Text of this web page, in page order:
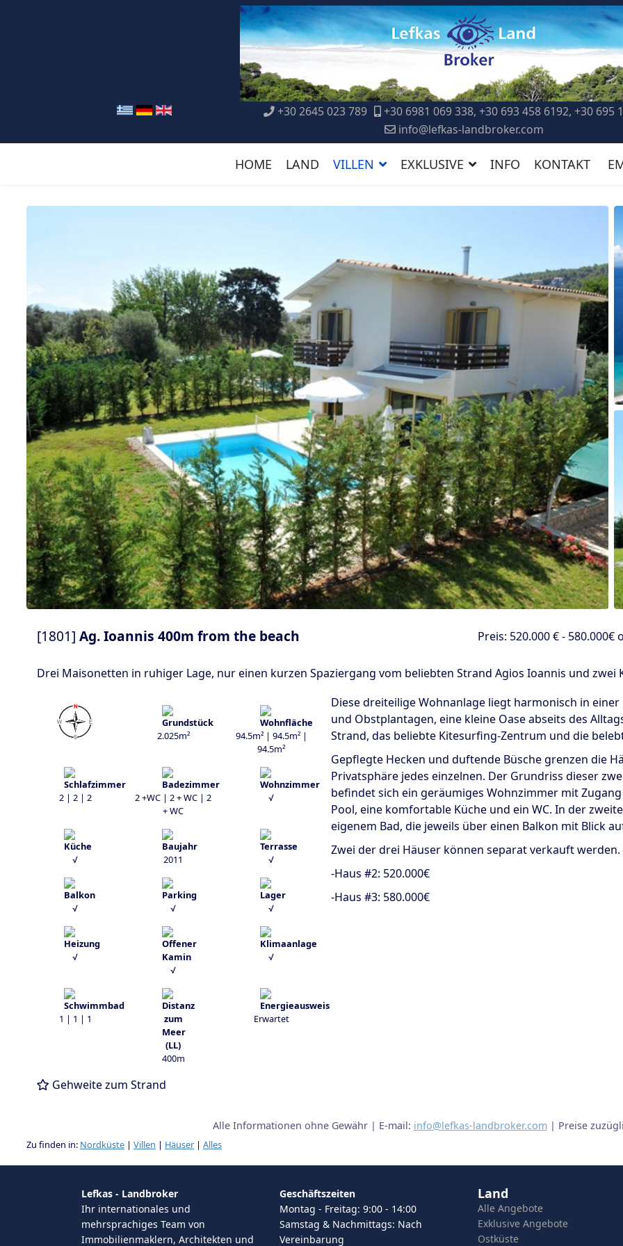
+30 2645 023 789
+30 6981 069 338, +30 693 458 6192, +30 695
info@lefkas-landbroker.com
HOME LAND VILLEN EXKLUSIVE INFO KONTAKT
[1801] Ag. Ioannis 400m from the beach Preis: 520.000 €- 580.000€
Drei Maisonetten in ruhiger Lage, nur einen kurzen Spaziergang vom beliebten Strand Agios Ioannis und
2.025m²
94.5m² | 94.5m² |
94.5m²
2 | 2 | 2
2 +WC | 2 + WC | 2
+ WC
√
√ 2011 √
√ √ √
√
√
√
1 | 1 | 1
400m
Εrwartet
Gehweite zum Strand
Diese dreiteilige Wohnanlage liegt harmonisch in
und Obstplantagen, eine kleine Oase abseits des
Strand, das beliebte Kitesurfing-Zentrum und die
Gepflegte Hecken und duftende Büsche grenzen die
Privatsphäre jedes einzelnen. Der Grundriss dieser
befindet sich ein geräumiges Wohnzimmer mit
Pool, eine komfortable Küche und ein WC. In der
eigenem Bad, die jeweils über einen Balkon mit Blick
Zwei der drei Häuser können separat verkauft werden.
-Haus #2: 520.000€
-Haus #3: 580.000€
Alle Informationen ohne Gewähr | E-mail: info@lefkas-landbroker.com| Preise
Zu finden in: Nordküste | Villen | Häuser | Alles
Lefkas - Landbroker
Ihr internationales und
mehrsprachiges Team von
Immobilienmaklern, Architekten und
Geschäftszeiten
Montag - Freitag: 9:00 - 14:00
Samstag & Nachmittags: Nach
Vereinbarung
Land
Alle Angebote
Exklusive Angebote
Ostküste